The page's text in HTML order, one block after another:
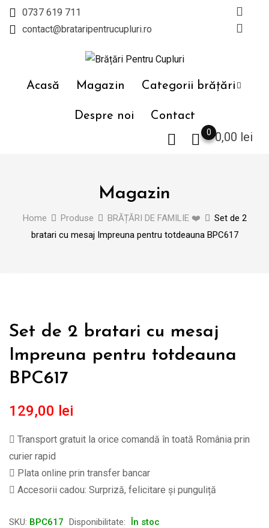
Skip
0737 619 711
contact@brataripentrucupluri.ro
Acasă Magazin Categorii brățări
Despre noi Contact
0,00 lei
0
Magazin
Home Produse BRĂȚĂRI DE FAMILIE ❤️
Set de 2
bratari cu mesaj Impreuna pentru totdeauna BPC617
Set de 2 bratari cu mesaj
Impreuna pentru totdeauna
BPC617
129,00 lei
Transport gratuit la orice comandă în toată România prin
curier rapid
Plata online prin transfer bancar
Accesorii cadou: Surpriză, felicitare și punguliță
SKU: BPC617 Disponibilitate: În stoc